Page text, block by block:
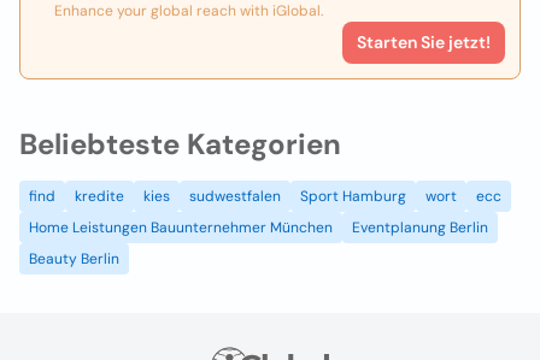
Enhance your global reach with iGlobal.
Starten Sie jetzt!
Beliebteste Kategorien
find kredite kies sudwestfalen Sport Hamburg wort
ecc
Home Leistungen Bauunternehmer München
Eventplanung Berlin
Beauty Berlin